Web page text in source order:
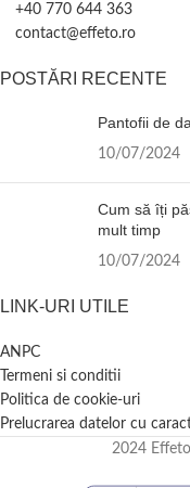
+40 770 644 363
contact@effeto.ro
POSTĂRI RECENTE
Pantofii de
10/07/2024
Cum să îți
mult timp
10/07/2024
LINK-URI UTILE
ANPC
Termeni si conditii
Politica de cookie-uri
Prelucrarea datelor cu
2024